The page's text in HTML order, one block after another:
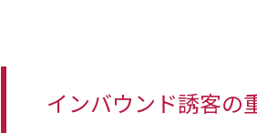
インバウンド誘客の